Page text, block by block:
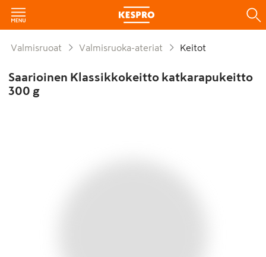
Valmisruoat Valmisruoka-ateriat Keitot
Saarioinen Klassikkokeitto katkarapukeitto
300 g